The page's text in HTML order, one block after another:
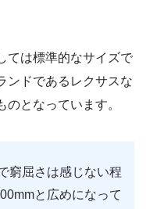
ては標準的なサイズで
ンドであるレクサスな
となっています。
窮屈さは感じない程
と広めになって